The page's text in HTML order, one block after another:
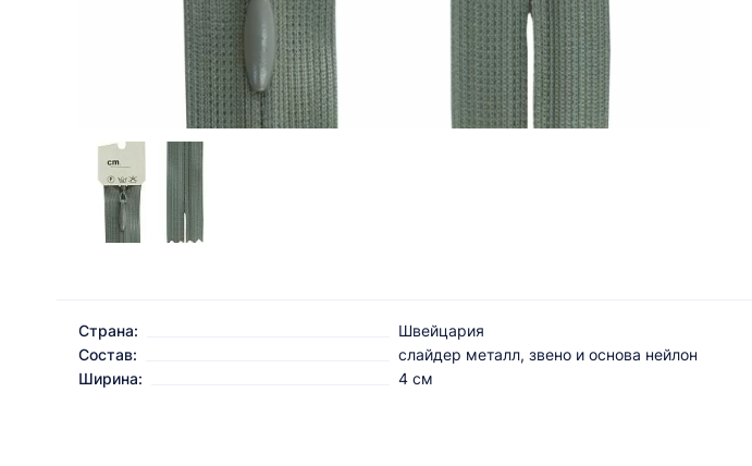
Страна:
Швейцария
Состав:
слайдер металл, звено и основа нейлон
Ширина:
4 см